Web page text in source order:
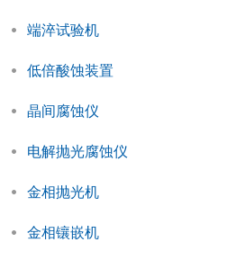
端淬试验机
低倍酸蚀装置
晶间腐蚀仪
电解抛光腐蚀仪
金相抛光机
金相镶嵌机